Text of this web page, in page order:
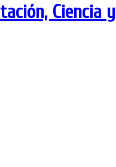
Ciencia y